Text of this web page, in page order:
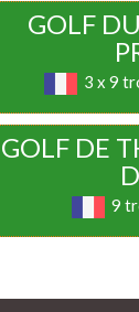
GOLF
3 x 9
GOLF DE
9